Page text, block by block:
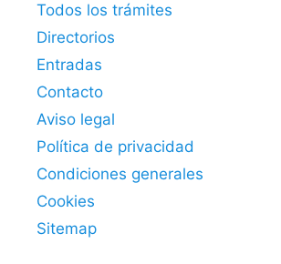
Todos los trámites
Directorios
Entradas
Contacto
Aviso legal
Política de privacidad
Condiciones generales
Cookies
Sitemap